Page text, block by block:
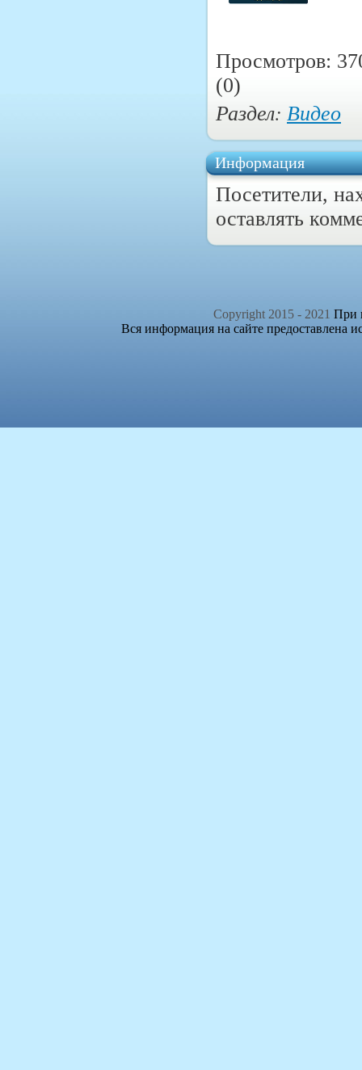
Просмотров:
(0)
Раздел: Видео
Информация
Посетители,
оставлять
Copyright 2015 - 2021 При
Вся информация на сайте предоставлена